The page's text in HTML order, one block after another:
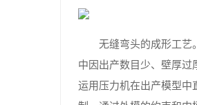
无缝弯头的成形工艺
中因出产数目少、壁厚过
运用压力机在出产模型